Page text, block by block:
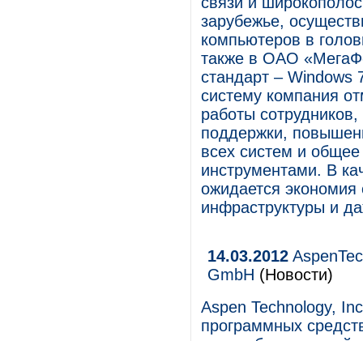
зарубежье,
компьютеров в
также в ОАО
стандарт –
систему компания
работы
поддержки,
всех систем и
инструментами. В
ожидается
инфраструктуры и
14.03.2012
GmbH (Новости)
Aspen Technology,
программных